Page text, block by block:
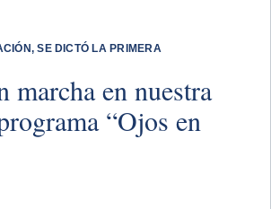
SE DICTÓ LA PRIMERA
marcha en nuestra
“Ojos en